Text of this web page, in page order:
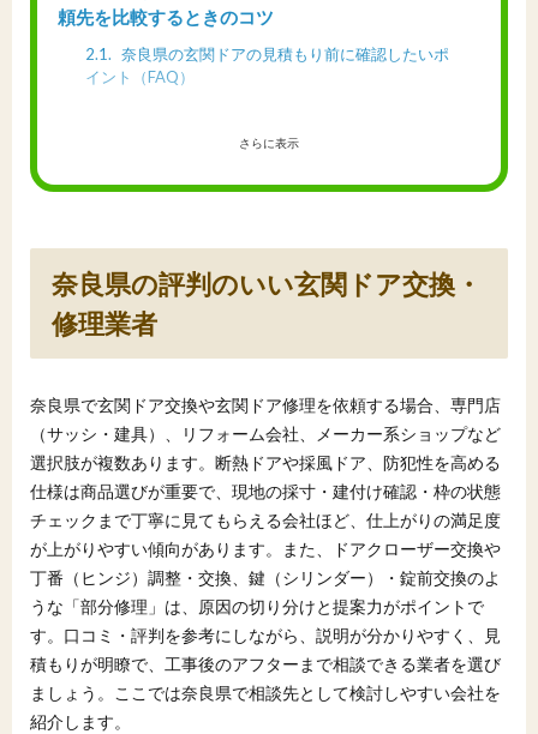
頼先を比較するときのコツ
2.1
奈良県の玄関ドアの見積もり前に確認したいポ
イント（FAQ）
さらに表示
奈良県の評判のいい玄関ドア交換・
修理業者
奈良県で玄関ドア交換や玄関ドア修理を依頼する場合、専門店
（サッシ・建具）、リフォーム会社、メーカー系ショップなど
選択肢が複数あります。断熱ドアや採風ドア、防犯性を高める
仕様は商品選びが重要で、現地の採寸・建付け確認・枠の状態
チェックまで丁寧に見てもらえる会社ほど、仕上がりの満足度
が上がりやすい傾向があります。また、ドアクローザー交換や
丁番（ヒンジ）調整・交換、鍵（シリンダー）・錠前交換のよ
うな「部分修理」は、原因の切り分けと提案力がポイントで
す。口コミ・評判を参考にしながら、説明が分かりやすく、見
積もりが明瞭で、工事後のアフターまで相談できる業者を選び
ましょう。ここでは奈良県で相談先として検討しやすい会社を
紹介します。